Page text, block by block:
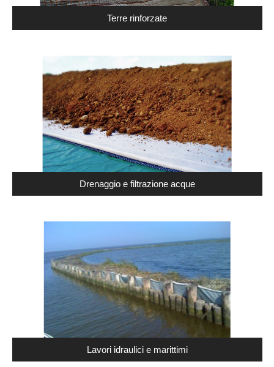
Terre rinforzate
Drenaggio e filtrazione acque
Lavori idraulici e marittimi